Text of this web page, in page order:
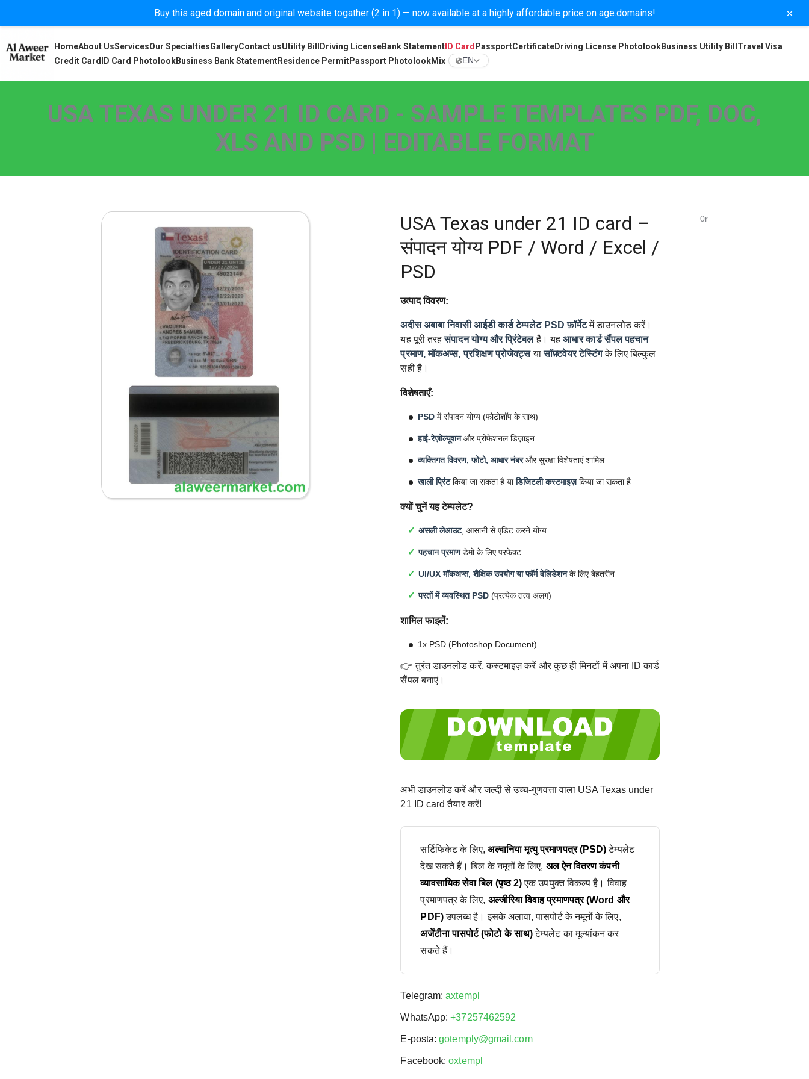
Buy this aged domain and original website togather (2 in 1) — now available at a highly affordable price on age.domains! ×
HomeAbout UsServicesOur SpecialtiesGalleryContact usUtility Bill Driving LicenseBank Statement ID Card PassportCertificateDriving License PhotolookBusiness Utility Bill Travel Visa
Credit Card
ID Card PhotolookBusiness Bank StatementResidence PermitPassport PhotolookMix EN
USA TEXAS UNDER 21 ID CARD - SAMPLE TEMPLATES PDF, DOC,
XLS AND PSD | EDITABLE FORMAT
USA Texas under 21 ID card –
संपादन योग्य PDF / Word / Excel /
PSD
उत्पाद विवरण:
अदीस अबाबा निवासी आईडी कार्ड टेम्पलेट PSD फ़ॉर्मेटमें डाउनलोड करें।
यह पूरी तरहसंपादन योग्य और प्रिंटेबलहै। यहआधार कार्ड सैंपल पहचान
प्रमाण, मॉकअप्स, प्रशिक्षण प्रोजेक्ट्सयासॉफ़्टवेयर टेस्टिंगके लिए बिल्कुल
सही है।
विशेषताएँ:
PSD में संपादन योग्य (फोटोशॉप के साथ)
हाई-रेज़ोल्यूशनऔर प्रोफेशनल डिज़ाइन
व्यक्तिगत विवरण, फोटो, आधार नंबरऔर सुरक्षा विशेषताएं शामिल
खाली प्रिंटकिया जा सकता है याडिजिटली कस्टमाइज़किया जा सकता है
क्यों चुनें यह टेम्पलेट?
असली लेआउट, आसानी से एडिट करने योग्य
पहचान प्रमाणडेमो के लिए परफेक्ट
UI/UX मॉकअप्स, शैक्षिक उपयोग या फॉर्म वेलिडेशनके लिए बेहतरीन
परतों में व्यवस्थित PSD (प्रत्येक तत्व अलग)
शामिल फाइलें:
1x PSD (Photoshop Document)
👉 तुरंत डाउनलोड करें, कस्टमाइज़ करें और कुछ ही मिनटों में अपना ID कार्ड
सैंपल बनाएं।
अभी डाउनलोड करें और जल्दी से उच्च-गुणवत्ता वाला USA Texas under
21 ID card तैयार करें!
सर्टिफिकेट के लिए,अल्बानिया मृत्यु प्रमाणपत्र (PSD)टेम्पलेट
देख सकते हैं। बिल के नमूनों के लिए, अल ऐन वितरण कंपनी
व्यावसायिक सेवा बिल (पृष्ठ 2)एक उपयुक्त विकल्प है। विवाह
प्रमाणपत्र के लिए, अल्जीरिया विवाह प्रमाणपत्र (Word और
PDF)उपलब्ध है। इसके अलावा, पासपोर्ट के नमूनों के लिए,
अर्जेंटीना पासपोर्ट (फोटो के साथ)टेम्पलेट का मूल्यांकन कर
सकते हैं।
Telegram:axtempl
WhatsApp:+37257462592
E-posta:gotemply@gmail.com
Facebook:oxtempl
0r